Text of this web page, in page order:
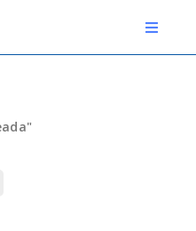
Toggle